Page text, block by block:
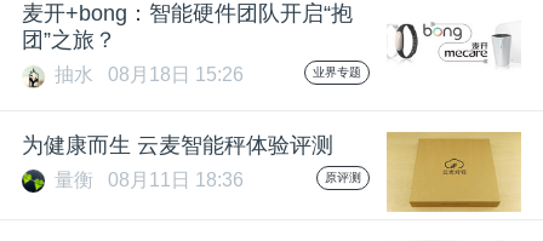
公
课
麦开+bong：智能硬件团队开启“抱
团”之旅？
抽水 08月18日 15:26 业界专题
为健康而生 云麦智能秤体验评测
量衡 08月11日 18:36 原评测